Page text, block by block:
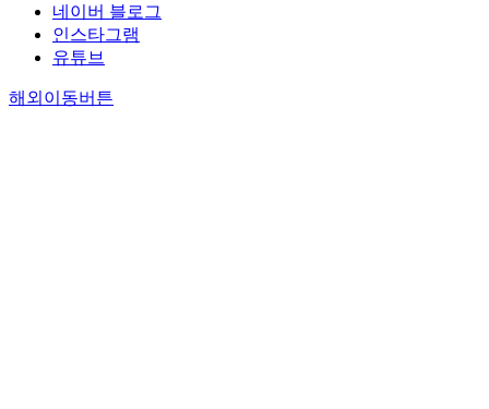
네이버 블로그
인스타그램
유튜브
해외이동버튼